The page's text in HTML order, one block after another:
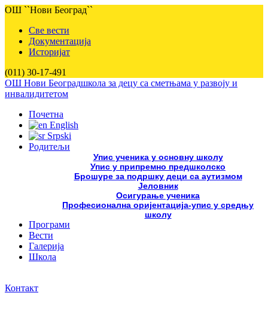
ОШ ``Нови Београд``
Све вести
Документација
Историјат
(011) 30-17-491
ОШ Нови Београдшкола за децу са сметњама у развоју и
инвалидитетом
Почетна
English
Srpski
Родитељи
Упис ученика у основну школу
Упис у припремно предшколско
Брошуре за подршку деци са аутизмом
Јеловник
Осигурање ученика
Професионална оријентација-упис у средњу
школу
Програми
Вести
Галерија
Школа
Контакт